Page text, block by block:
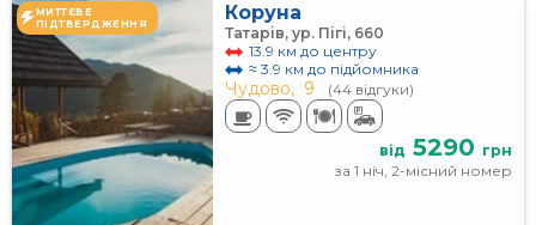
МИТТЄВЕ
ПІДТВЕРДЖЕННЯ
Коруна
Татарів, ур. Пігі, 660
13.9 км до центру
≈ 3.9 км до підйомника
Чудово, 9 (44 відгуки)
від 5290 грн
за 1 ніч, 2-місний номер